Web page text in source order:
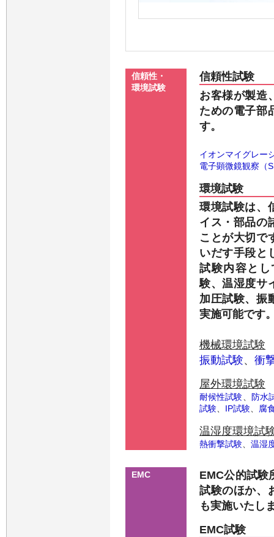
信頼性・
環境試験
信頼性試験
お客様が製造
ための電子部
す。
イオンマイグレー
電子顕微鏡観察（
環境試験
環境試験は、
イス・部品の
ことが大切で
いだす手段と
試験内容と
験、温湿度サ
加圧試験、振
実施可能です
機械環境試験
振動試験、 衝
屋外環境試験
耐候性試験
防水
試験
IP試験 腐
温湿度環境試
熱衝撃試験 温湿
EMC
EMC公的試験
試験のほか、
も実施いたし
EMC試験